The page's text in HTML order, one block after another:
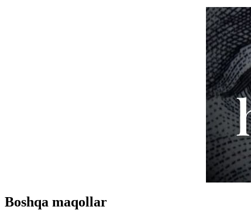
Boshqa maqollar